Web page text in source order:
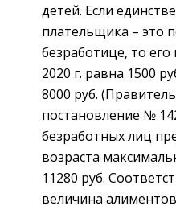
детей. Если
плательщика – это
безработице, то
2020 г. равна 1500
8000 руб.
постановление №
безработных лиц
возраста
11280 руб.
величина